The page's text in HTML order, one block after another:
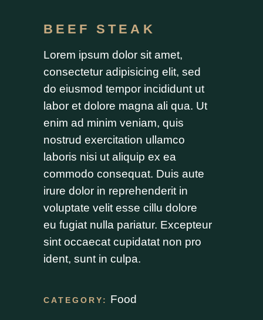
BEEF STEAK
Lorem ipsum dolor sit amet,
consectetur adipisicing elit, sed
do eiusmod tempor incididunt ut
labor et dolore magna ali qua. Ut
enim ad minim veniam, quis
nostrud exercitation ullamco
laboris nisi ut aliquip ex ea
commodo consequat. Duis aute
irure dolor in reprehenderit in
voluptate velit esse cillu dolore
eu fugiat nulla pariatur. Excepteur
sint occaecat cupidatat non pro
ident, sunt in culpa.
CATEGORY: Food